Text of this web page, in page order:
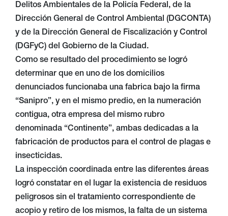
Delitos Ambientales de la Policía Federal, de la
Dirección General de Control Ambiental (DGCONTA)
y de la Dirección General de Fiscalización y Control
(DGFyC) del Gobierno de la Ciudad.
Como se resultado del procedimiento se logró
determinar que en uno de los domicilios
denunciados funcionaba una fabrica bajo la firma
“Sanipro”, y en el mismo predio, en la numeración
contigua, otra empresa del mismo rubro
denominada “Continente”, ambas dedicadas a la
fabricación de productos para el control de plagas e
insecticidas.
La inspección coordinada entre las diferentes áreas
logró constatar en el lugar la existencia de residuos
peligrosos sin el tratamiento correspondiente de
acopio y retiro de los mismos, la falta de un sistema